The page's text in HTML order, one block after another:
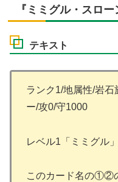
『ミミグル・スロー
テキスト
ランク1/地属性/岩石
ー/攻0/守1000
レベル1「ミミグル
このカード名の①②